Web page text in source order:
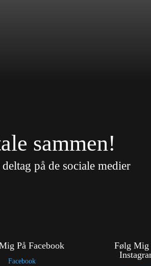
sammen!
på de sociale medier
På Facebook
Facebook
Følg Mig